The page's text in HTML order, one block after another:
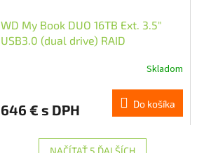
WD My Book DUO 16TB Ext. 3.5"
USB3.0 (dual drive) RAID
Skladom
646 € s DPH Do košíka
NAČÍTAŤ 5 ĎALŠÍCH